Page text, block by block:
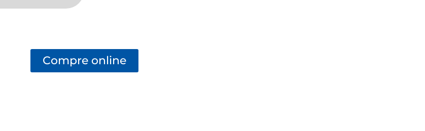
Compre online